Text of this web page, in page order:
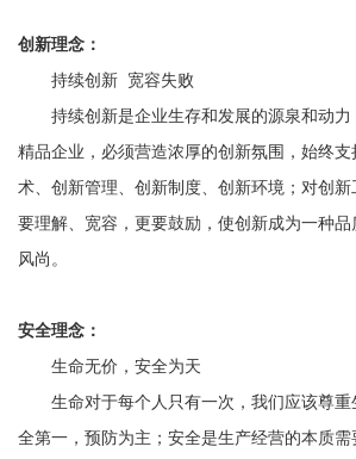
创新理念：
持续创新 宽容失败
持续创新是企业生存和发展的源泉和动
精品企业，必须营造浓厚的创新氛围，始终
术、创新管理、创新制度、创新环境；对创新
要理解、宽容，更要鼓励，使创新成为一种
风尚。
安全理念：
生命无价，安全为天
生命对于每个人只有一次，我们应该尊
全第一，预防为主；安全是生产经营的本质